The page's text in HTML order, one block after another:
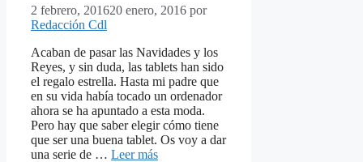
2 febrero, 201620 enero, 2016 por
Redacción Cdl
Acaban de pasar las Navidades y los
Reyes, y sin duda, las tablets han sido
el regalo estrella. Hasta mi padre que
en su vida había tocado un ordenador
ahora se ha apuntado a esta moda.
Pero hay que saber elegir cómo tiene
que ser una buena tablet. Os voy a dar
una serie de … Leer más